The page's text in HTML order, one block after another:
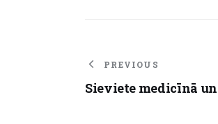
PREVIOUS
Sieviete medicīnā